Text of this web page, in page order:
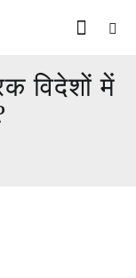
विदेशों में